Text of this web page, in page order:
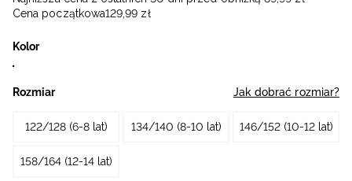
Cena początkowa129,99 zł
Kolor
Rozmiar Jak dobrać rozmiar?
122/128 (6-8 lat) 134/140 (8-10 lat) 146/152 (10-12 lat)
158/164 (12-14 lat)